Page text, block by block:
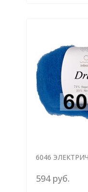
6046
594 руб.